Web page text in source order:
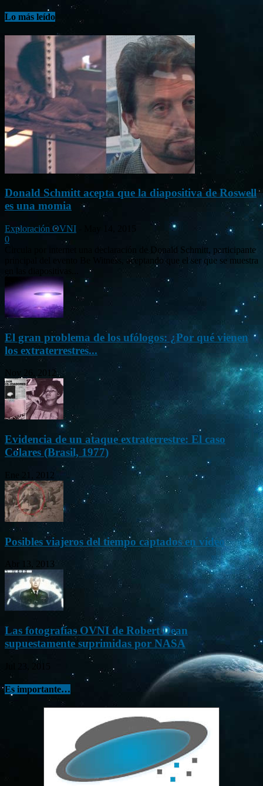
Lo más leído
Donald Schmitt acepta que la diapositiva de Roswell
es una momia
Exploración OVNI
0
Circula por internet una declaración de Donald Schmitt, participante
principal del evento Be Witness, aceptando que el ser que se muestra
El gran problema de los ufólogos: ¿Por qué vienen
los extraterrestres...
Nov 26, 2012
Evidencia de un ataque extraterrestre: El caso
Colares (Brasil, 1977)
Ene 21, 2012
Posibles viajeros del tiempo captados en vídeo
Abr 13, 2013
Las fotografías OVNI de Robert Dean
supuestamente suprimidas por NASA
Es importante…